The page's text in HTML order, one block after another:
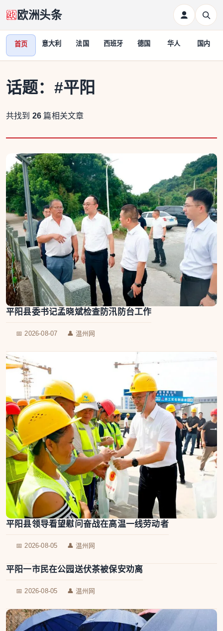
欧洲头条
首页 意大利 法国 西班牙 德国 华人 国内
话题： #平阳
共找到 26 篇相关文章
平阳县委书记孟晓斌检查防汛防台工作
📅 2026-08-07 👤 温州网
平阳县领导看望慰问奋战在高温一线劳动者
📅 2026-08-05 👤 温州网
平阳一市民在公园送伏茶被保安劝离
📅 2026-08-05 👤 温州网